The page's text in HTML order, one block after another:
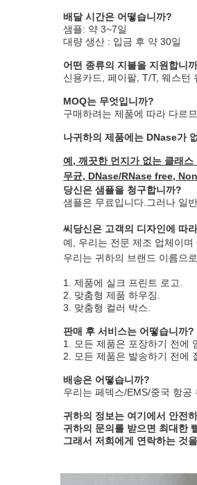
배달 시간은 어떻습니까?
샘플: 약 3~7일
대량 생산 : 입금 후 약 30일
어떤 종류의 지불을 지원합니
신용카드, 페이팔, T/T, 웨스턴
MOQ는 무엇입니까?
구매하려는 제품에 따라 다르
나귀하의 제품에는 DNase가
예, 깨끗한 먼지가 없는 클래
무균, DNase/RNase free,
당신은 샘플을 청구합니까?
샘플은 무료입니다.그러나 일
씨 당신은 고객의 디자인에 따
예, 우리는 전문 제조 업체이
우리는 귀하의 브랜드 이름으
1. 제품에 실크 프린트 로고.
2. 맞춤형 제품 하우징.
3. 맞춤형 컬러 박스.
판매 후 서비스는 어떻습니까?
1. 모든 제품은 포장하기 전에
2. 모든 제품은 발송하기 전에
배송은 어떻습니까?
우리는 페덱스/EMS/중국 항공
귀하의 정보는 여기에서 안전
귀하의 문의를 받으면 최대한
그래서 저희에게 연락하는 것